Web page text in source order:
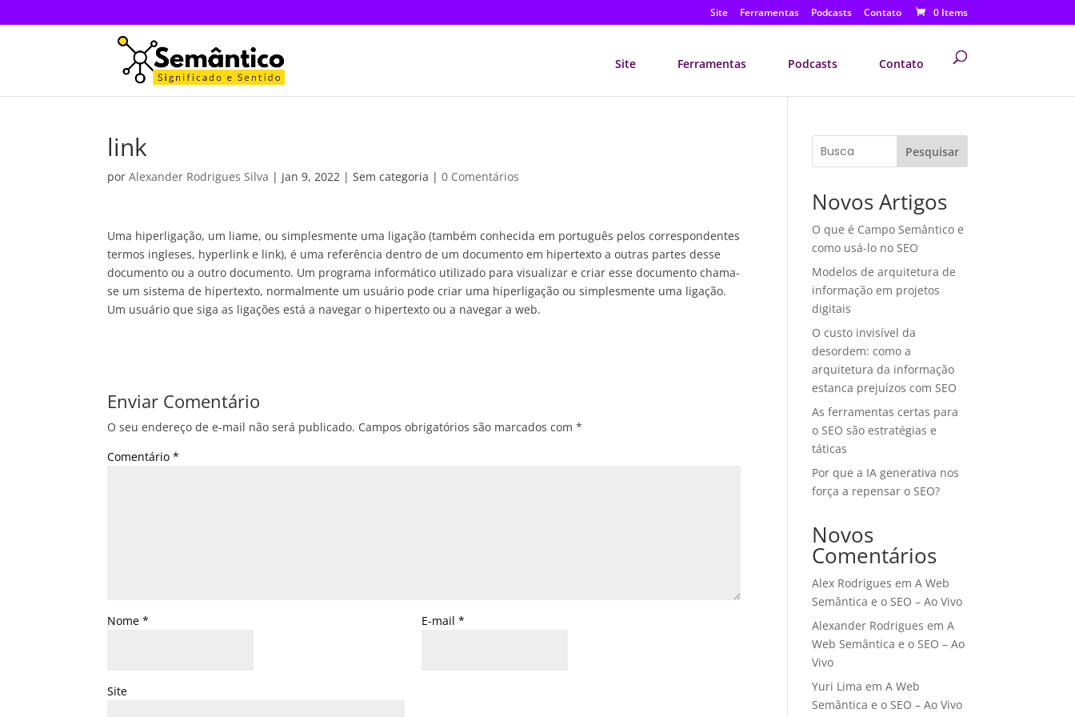
Site Ferramentas Podcasts Contato 0 Items
Site Ferramentas Podcasts Contato
link
porAlexander Rodrigues Silva | jan 9, 2022 | Sem categoria |0 Comentários
Uma hiperligação, um liame, ou simplesmente uma ligação (também conhecida em português pelos correspondentes
termos ingleses, hyperlink e link), é uma referência dentro de um documento em hipertexto a outras partes desse
documento ou a outro documento. Um programa informático utilizado para visualizar e criar esse documento chama-
se um sistema de hipertexto, normalmente um usuário pode criar uma hiperligação ou simplesmente uma ligação.
Um usuário que siga as ligações está a navegar o hipertexto ou a navegar a web.
Enviar Comentário
O seu endereço de e-mail não será publicado. Campos obrigatórios são marcados com*
Comentário*
Nome* E-mail*
Site
Pesquisar
Novos Artigos
O que é Campo Semântico e
como usá-lo no SEO
Modelos de arquitetura de
informação em projetos
digitais
O custo invisível da
desordem: como a
arquitetura da informação
estanca prejuízos com SEO
As ferramentas certas para
o SEO são estratégias e
táticas
Por que a IA generativa nos
força a repensar o SEO?
Novos
Comentários
Alex Rodrigues emA Web
Semântica e o SEO – Ao Vivo
Alexander Rodrigues emA
Web Semântica e o SEO – Ao
Vivo
Yuri Lima emA Web
Semântica e o SEO – Ao Vivo